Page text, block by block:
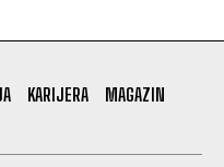
KARIJERA
MAGAZIN